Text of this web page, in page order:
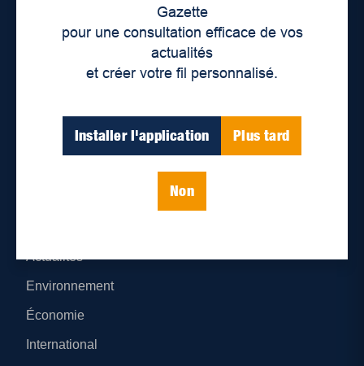
Gazette
pour une consultation efficace de vos
actualités
et créer votre fil personnalisé.
Installer l'application Plus tard
Non
Devenir partenaire
Lieux de distribution
Nous joindre
Parutions numériques
Actualités
Environnement
Économie
International